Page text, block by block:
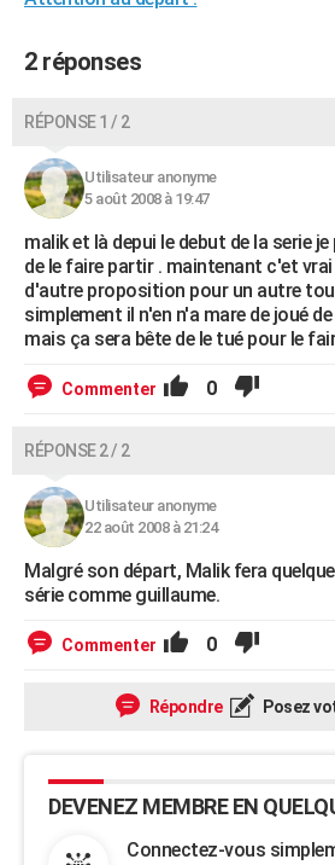
GUIDES D'ACHAT
BONS PLANS
CARTE DE VOEUX
Carte de Noël
Carte Bonne année
Carte Saint-Valentin
Carte Pâques
Carte d'anniversaire
DICTIONNAIRE
Dictionnaire
Biographies
Citations
Expressions
Proverbes
PROGRAMME TV
COPAINS D'AVANT
AVIS DE DÉCÈS
2 réponses
RÉPONSE 1 / 2
Utilisateur anonyme
5 août 2008 à 19:47
malik et là depui le debut de la serie
de le faire partir . maintenant c'et
d'autre proposition pour un autre
simplement il n'en n'a mare de joué
mais ça sera bête de le tué pour le
Commenter 0
RÉPONSE 2 / 2
Utilisateur anonyme
22 août 2008 à 21:24
Malgré son départ, Malik fera
série comme guillaume.
Commenter 0
Répondre Posez
DEVENEZ MEMBRE EN
Connectez-vous